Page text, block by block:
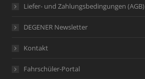
Liefer- und Zahlungsbedingungen (AGB)
DEGENER Newsletter
Kontakt
Fahrschüler-Portal